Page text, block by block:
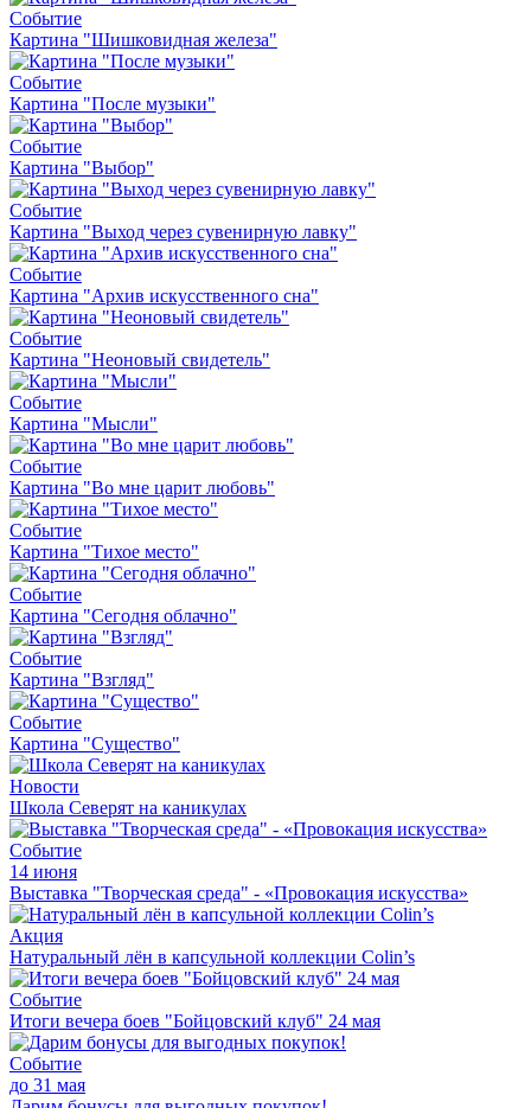
Событие
Картина "Шишковидная железа"
Событие
Картина "После музыки"
Событие
Картина "Выбор"
Событие
Картина "Выход через сувенирную лавку"
Событие
Картина "Архив искусственного сна"
Событие
Картина "Неоновый свидетель"
Событие
Картина "Мысли"
Событие
Картина "Во мне царит любовь"
Событие
Картина "Тихое место"
Событие
Картина "Сегодня облачно"
Событие
Картина "Взгляд"
Событие
Картина "Существо"
Новости
Школа Северят на каникулах
Событие
14 июня
Выставка "Творческая среда" - «Провокация искусства»
Акция
Натуральный лён в капсульной коллекции Colin’s
Событие
Итоги вечера боев "Бойцовский клуб" 24 мая
Событие
до 31 мая